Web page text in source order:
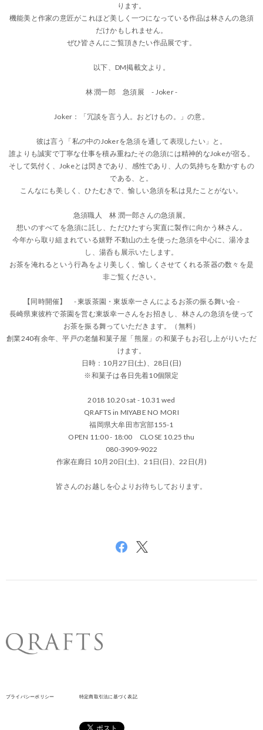
ります。
機能美と作家の意匠がこれほど美しく一つになっている作品は林さんの急須
だけかもしれません。
ぜひ皆さんにご覧頂きたい作品展です。
以下、DM掲載文より。
林 潤一郎 急須展 - Joker -
Joker：「冗談を言う人。おどけもの。」の意。
彼は言う「私の中のJokerを急須を通して表現したい」と。
誰よりも誠実で丁寧な仕事を積み重ねたその急須には精神的なJokeが宿る。
そして気付く、Jokeとは閃きであり、感性であり、人の気持ちを動かすもの
である、と。
こんなにも美しく、ひたむきで、愉しい急須を私は見たことがない。
急須職人 林 潤一郎さんの急須展。
想いのすべてを急須に託し、ただひたすら実直に製作に向かう林さん。
今年から取り組まれている嬉野 不動山の土を使った急須を中心に、湯冷ま
し、湯呑も展示いたします。
お茶を淹れるという行為をより美しく、愉しくさせてくれる茶器の数々を是
非ご覧ください。
【同時開催】 - 東坂茶園・東坂幸一さんによるお茶の振る舞い会 -
長崎県東彼杵で茶園を営む東坂幸一さんをお招きし、林さんの急須を使って
お茶を振る舞っていただきます。（無料）
創業240有余年、平戸の老舗和菓子屋「熊屋」の和菓子もお召し上がりいただ
けます。
日時：10月27日(土)、28日(日)
※和菓子は各日先着10個限定
2018 10.20 sat - 10.31 wed
QRAFTS in MIYABE NO MORI
福岡県大牟田市宮部155-1
OPEN 11:00 - 18:00 CLOSE 10.25 thu
080-3909-9022
作家在廊日 10月20日(土)、21日(日)、22日(月)
皆さんのお越しを心よりお待ちしております。
プライバシーポリシー 特定商取引法に基づく表記